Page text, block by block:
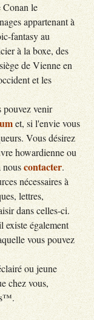
Conan le
appartenant à
fantasy au
à la boxe, des
de Vienne en
et les
pouvez venir
et, si l'envie vous
Vous désirez
howardienne ou
nouscontacter.
nécessaires à
lettres,
dans celles-ci.
également
vous pouvez
ou jeune
chez vous,